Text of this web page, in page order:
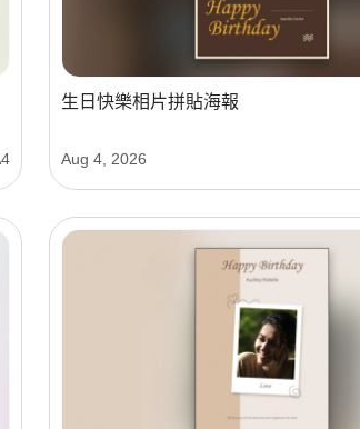
生日快樂相片拼貼海報
Aug 4, 2026